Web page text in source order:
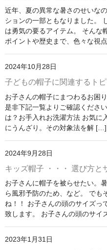
近年、夏の異常な暑さのせいな
ションの一部ともなりました。
は勇気の要るアイテム。 そんな
ポイントや歴史まで、色々な視
2024年10月28日
子どもの帽子に関連するトピ
お子さんの帽子にまつわるお困
是非下記一覧よりご確認くださ
は？お手入れお洗濯方法 お気に
にうんざり。その対象法を解 […]
2024年9月28日
キッズ帽子 ・・・ 選び方と
お子さんに帽子を被らせたい。
ら風邪予防のため、など。 でも
ね！！ お子さんの頭のサイズ
致します。 お子さんの頭のサイ
2023年1月31日